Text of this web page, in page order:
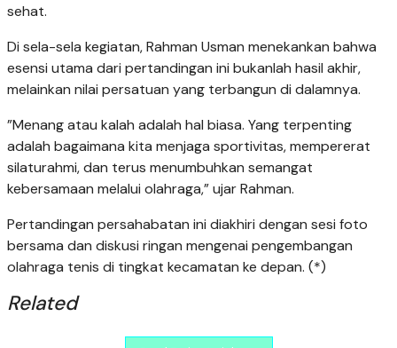
sehat.
​Di sela-sela kegiatan, Rahman Usman menekankan bahwa
esensi utama dari pertandingan ini bukanlah hasil akhir,
melainkan nilai persatuan yang terbangun di dalamnya.
​”Menang atau kalah adalah hal biasa. Yang terpenting
adalah bagaimana kita menjaga sportivitas, mempererat
silaturahmi, dan terus menumbuhkan semangat
kebersamaan melalui olahraga,” ujar Rahman.
Pertandingan persahabatan ini diakhiri dengan sesi foto
bersama dan diskusi ringan mengenai pengembangan
olahraga tenis di tingkat kecamatan ke depan. (*)
Related